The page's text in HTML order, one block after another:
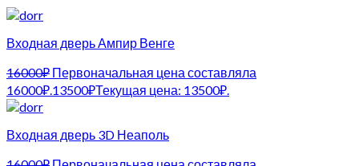
Входная дверь Ампир Венге
16000₽ Первоначальная цена составляла
16000₽. 13500₽Текущая цена: 13500₽.
Входная дверь 3D Неаполь